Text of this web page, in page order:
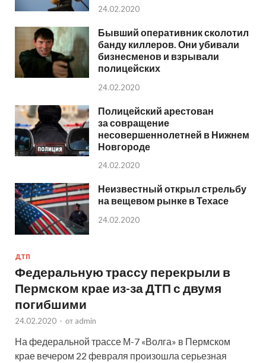
24.02.2020
Бывший оперативник сколотил
банду киллеров. Они убивали
бизнесменов и взрывали
полицейских
24.02.2020
Полицейский арестован
за совращение
несовершеннолетней в Нижнем
Новгороде
24.02.2020
Неизвестный открыл стрельбу
на вещевом рынке в Техасе
24.02.2020
ДТП
Федеральную трассу перекрыли в
Пермском крае из-за ДТП с двумя
погибшими
24.02.2020 - от admin
На федеральной трассе М-7 «Волга» в Пермском
крае вечером 22 февраля произошла серьезная